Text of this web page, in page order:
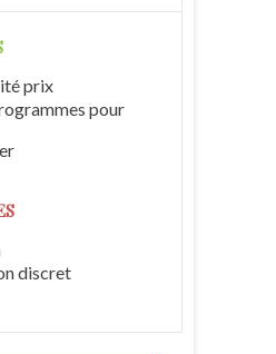
prix
pour
discret